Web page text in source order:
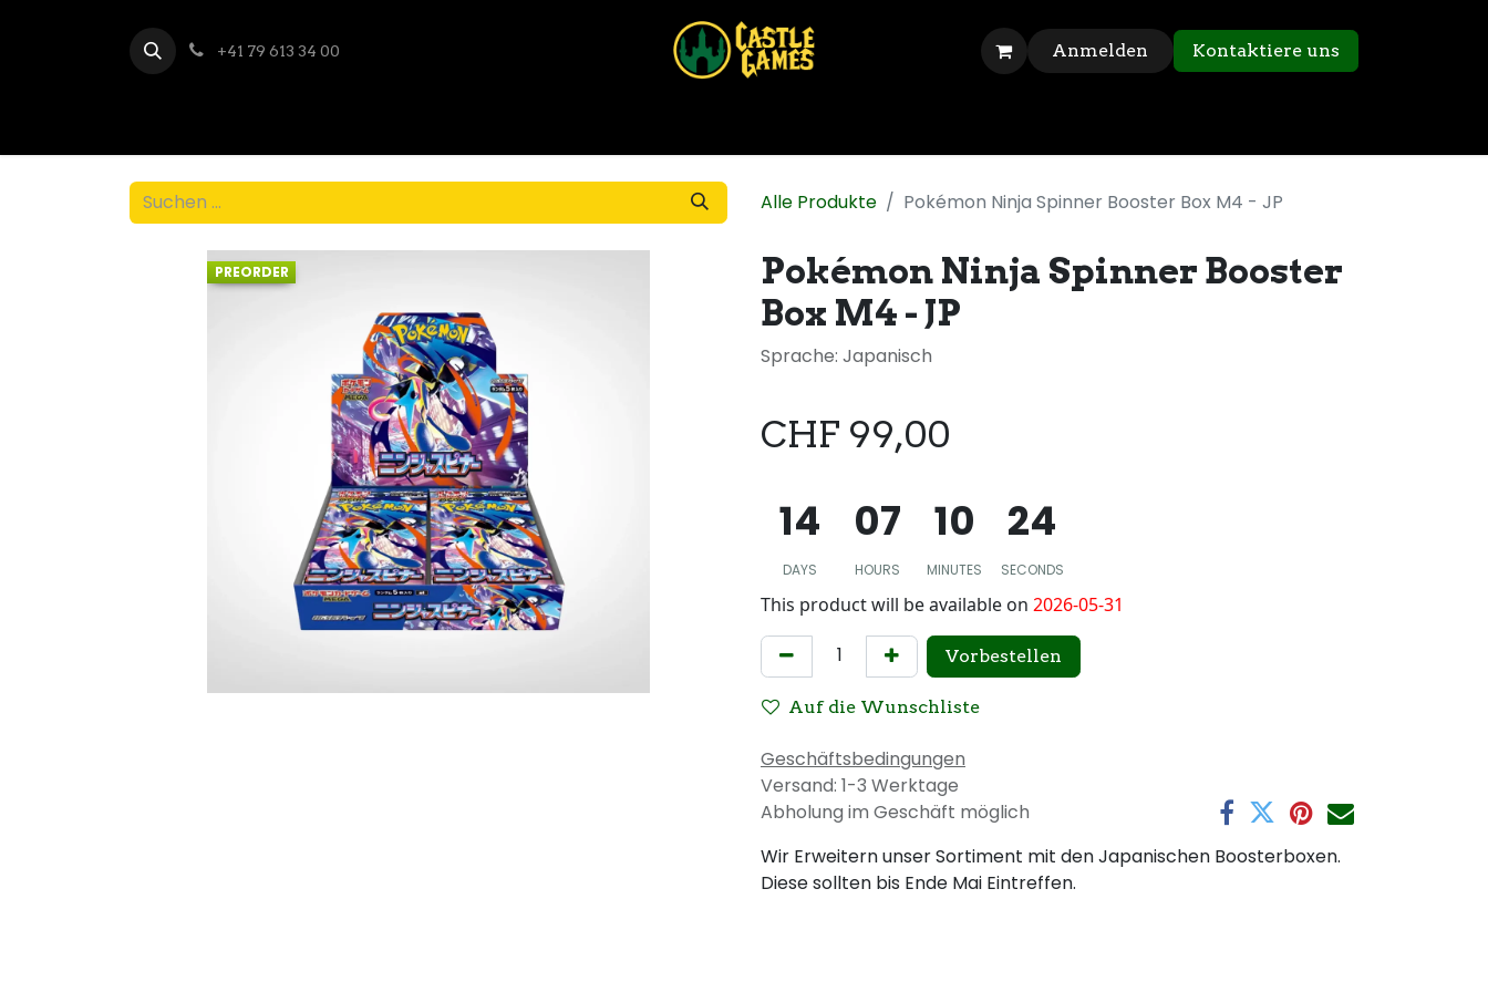
+41 79 613 34 00 Anmelden Kontaktiere uns
Alle Produkte Pokémon Ninja Spinner Booster Box M4 - JP
PREORDER
Pokémon Ninja Spinner Booster
Box M4 - JP
Sprache: Japanisch
CHF 99,00
14
DAYS
07
HOURS
10
MINUTES
24
SECONDS
This product will be available on 2026-05-31
Vorbestellen
Auf die Wunschliste
Geschäftsbedingungen
Versand: 1-3 Werktage
Abholung im Geschäft möglich
Wir Erweitern unser Sortiment mit den Japanischen Boosterboxen.
Diese sollten bis Ende Mai Eintreffen.